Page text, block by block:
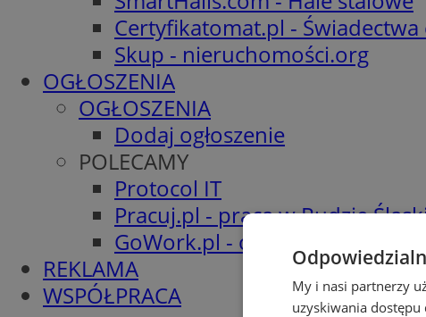
Certyfikatomat.pl - Świadectwa
Skup - nieruchomości.org
OGŁOSZENIA
OGŁOSZENIA
Dodaj ogłoszenie
POLECAMY
Protocol IT
Pracuj.pl - praca w Rudzie
GoWork.pl - oferty pracy
REKLAMA
WSPÓŁPRACA
My i nasi partnerzy
uzyskiwania